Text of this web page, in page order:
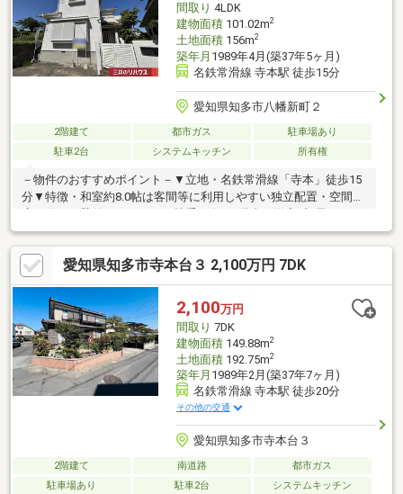
間取り 4LDK
建物面積101.02m2
土地面積156m2
築年月 1989年4月(築37年5ヶ月)
名鉄常滑線 寺本駅 徒歩15分
愛知県知多市八幡新町２
2階建て 都市ガス
駐車場あり
駐車2台
システムキッチン 所有権
－物件のおすすめポイント－▼立地・名鉄常滑線「寺本」徒歩15
分▼特徴・和室約8.0帖は客間等に利用しやすい独立配置・空間を
広く使える壁付けキッチン、勝手口有・2階東側洋室2部屋は
2WAY動線を確保・各洋室・和室・1階廊下に収納スペース有・南
側にL字型バルコニーを設置・駐車スペース2台分有(車種によ
る)▼設備・食洗機・IHコンロ・温水洗浄便座▼2026年3月内装リ
フォーム済【交換】キッチン、浴室、トイレ、給湯器【張替】全
室壁・天井クロス、床■ ご希望の住まい探しをお手伝いします
━━━━━・・・物件の詳細・ご相談はお気軽にお問い合わせく
ださい。
愛知県知多市寺本台３ 2,100万円 7DK
2,100万円
間取り 7DK
建物面積149.88m2
土地面積192.75m2
築年月 1989年2月(築37年7ヶ月)
名鉄常滑線 寺本駅 徒歩20分
その他の交通
愛知県知多市寺本台３
2階建て 南道路
都市ガス
駐車場あり
駐車2台 システムキッチン